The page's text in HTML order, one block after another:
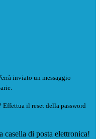
inviato un messaggio
Effettua il reset della password
casella di posta elettronica!